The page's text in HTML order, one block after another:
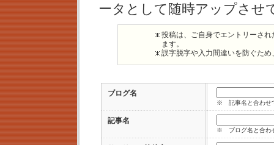
ータとして随時アップさせ
投稿は、ご自身でエントリーさ
ます。
誤字脱字や入力間違いを防ぐた
ブログ名
※ 記事名と合わせ
記事名
※ ブログ名と合わ